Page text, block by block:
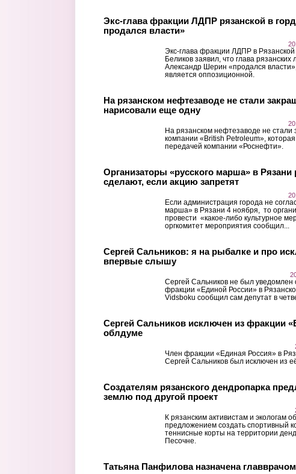
Экс-глава фракции ЛДПР рязанской в
продался власти»
Экс-глава фракции ЛДПР в
Беликов заявил, что глава
Александр Шерин «продался
является оппозиционной.
На рязанском нефтезаводе не стали
нарисовали еще одну
На рязанском нефтезаводе не стали
компании «British Petroleum»,
передачей компании «Роснефти».
Организаторы «русского марша» в Рязани
сделают, если акцию запретят
Если администрация города не
марша» в Рязани 4 ноября, то
провести «какое-либо культурное
оргкомитет мероприятия сообщил...
Сергей Сальников: я на рыбалке и про
впервые слышу
Сергей Сальников не был уведомлен
фракции «Единой России» в
Vidsboku сообщил сам депутат в
Сергей Сальников исключен из фракции
облдуме
Член фракции «Единая Россия» в
Сергей Сальников был исключен из
Создателям рязанского дендропарка
землю под другой проект
К рязанским активистам и экологам
предложением создать спортивный
теннисные корты на территории
Песочне.
Татьяна Панфилова назначена